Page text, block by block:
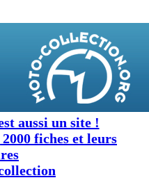
aussi un site !
fiches et leurs